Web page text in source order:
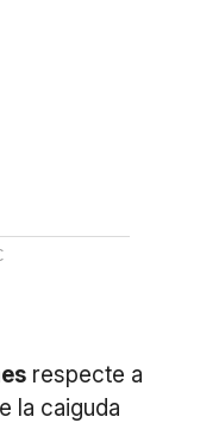
respecte a
la caiguda